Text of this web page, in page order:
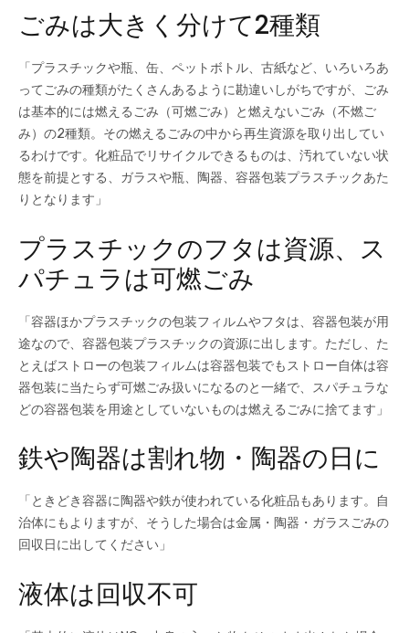
ごみは大きく分けて2種類
「プラスチックや瓶、缶、ペットボトル、古紙など、いろいろあ
ってごみの種類がたくさんあるように勘違いしがちですが、ごみ
は基本的には燃えるごみ（可燃ごみ）と燃えないごみ（不燃ご
み）の2種類。その燃えるごみの中から再生資源を取り出してい
るわけです。化粧品でリサイクルできるものは、汚れていない状
態を前提とする、ガラスや瓶、陶器、容器包装プラスチックあた
りとなります」
プラスチックのフタは資源、ス
パチュラは可燃ごみ
「容器ほかプラスチックの包装フィルムやフタは、容器包装が用
途なので、容器包装プラスチックの資源に出します。ただし、た
とえばストローの包装フィルムは容器包装でもストロー自体は容
器包装に当たらず可燃ごみ扱いになるのと一緒で、スパチュラな
どの容器包装を用途としていないものは燃えるごみに捨てます」
鉄や陶器は割れ物・陶器の日に
「ときどき容器に陶器や鉄が使われている化粧品もあります。自
治体にもよりますが、そうした場合は金属・陶器・ガラスごみの
回収日に出してください」
液体は回収不可